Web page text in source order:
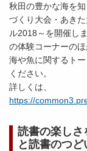
秋田の豊かな海を
づくり大会・あき
ル2018～を開催し
の体験コーナーの
海や魚に関するト
ください。
詳しくは、
https://
読書の楽しさ
と読書のつ